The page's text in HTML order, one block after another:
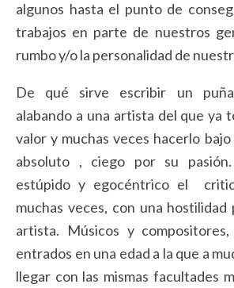
algunos hasta el punto de
trabajos en parte de nuestros
rumbo y/o la personalidad de
De qué sirve escribir un
alabando a una artista del que ya
valor y muchas veces hacerlo
absoluto , ciego por su
estúpido y egocéntrico el
muchas veces, con una hostilidad
artista. Músicos y
entrados en una edad a la que a
llegar con las mismas facultades